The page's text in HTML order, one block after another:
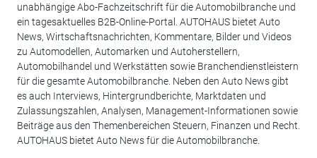
unabhängige Abo-Fachzeitschrift für die Automobilbranche und
ein tagesaktuelles B2B-Online-Portal. AUTOHAUS bietet Auto
News, Wirtschaftsnachrichten, Kommentare, Bilder und Videos
zu Automodellen, Automarken und Autoherstellern,
Automobilhandel und Werkstätten sowie Branchendienstleistern
für die gesamte Automobilbranche. Neben den Auto News gibt
es auch Interviews, Hintergrundberichte, Marktdaten und
Zulassungszahlen, Analysen, Management-Informationen sowie
Beiträge aus den Themenbereichen Steuern, Finanzen und Recht.
AUTOHAUS bietet Auto News für die Automobilbranche.